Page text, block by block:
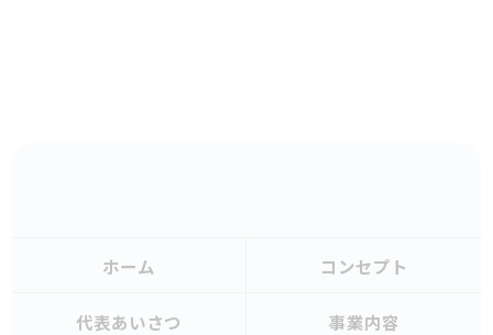
ホーム コンセプト
代表あいさつ 事業内容